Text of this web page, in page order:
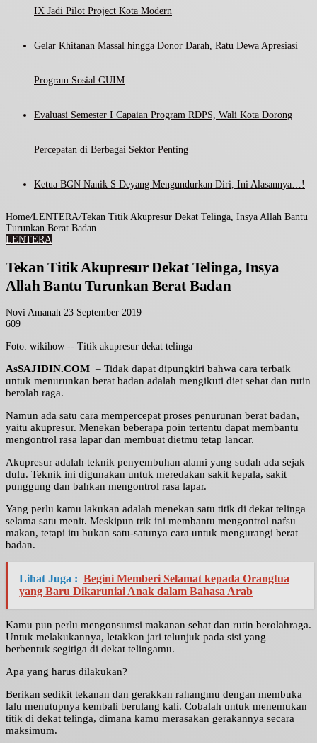
IX Jadi Pilot Project Kota Modern
Gelar Khitanan Massal hingga Donor Darah, Ratu Dewa Apresiasi
Program Sosial GUIM
Evaluasi Semester I Capaian Program RDPS, Wali Kota Dorong
Percepatan di Berbagai Sektor Penting
Ketua BGN Nanik S Deyang Mengundurkan Diri, Ini Alasannya…!
Home/LENTERA/Tekan Titik Akupresur Dekat Telinga, Insya Allah Bantu
Turunkan Berat Badan
LENTERA
Tekan Titik Akupresur Dekat Telinga, Insya
Allah Bantu Turunkan Berat Badan
Novi Amanah Send
23 September 2019
609
Foto: wikihow -- Titik akupresur dekat telinga
AsSAJIDIN.COM – Tidak dapat dipungkiri bahwa cara terbaik
untuk menurunkan berat badan adalah mengikuti diet sehat dan rutin
berolah raga.
Namun ada satu cara mempercepat proses penurunan berat badan,
yaitu akupresur. Menekan beberapa poin tertentu dapat membantu
mengontrol rasa lapar dan membuat dietmu tetap lancar.
Akupresur adalah teknik penyembuhan alami yang sudah ada sejak
dulu. Teknik ini digunakan untuk meredakan sakit kepala, sakit
punggung dan bahkan mengontrol rasa lapar.
Yang perlu kamu lakukan adalah menekan satu titik di dekat telinga
selama satu menit. Meskipun trik ini membantu mengontrol nafsu
makan, tetapi itu bukan satu-satunya cara untuk mengurangi berat
badan.
Lihat Juga : Begini Memberi Selamat kepada Orangtua
yang Baru Dikaruniai Anak dalam Bahasa Arab
Kamu pun perlu mengonsumsi makanan sehat dan rutin berolahraga.
Untuk melakukannya, letakkan jari telunjuk pada sisi yang
berbentuk segitiga di dekat telingamu.
Apa yang harus dilakukan?
Berikan sedikit tekanan dan gerakkan rahangmu dengan membuka
lalu menutupnya kembali berulang kali. Cobalah untuk menemukan
titik di dekat telinga, dimana kamu merasakan gerakannya secara
maksimum.